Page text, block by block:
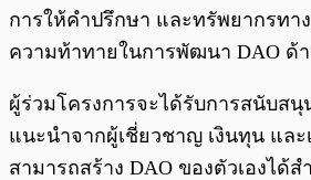
การให้คำปรึกษา และทรัพยากรทา
ความท้าทายในการพัฒนา DAO ด้
ผู้ร่วมโครงการจะได้รับการสนับสนุ
แนะนำจากผู้เชี่ยวชาญ เงินทุน และ
สามารถสร้าง DAO ของตัวเองได้ส